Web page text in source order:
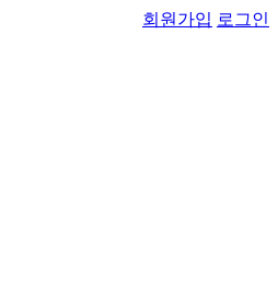
회원가입 로그인